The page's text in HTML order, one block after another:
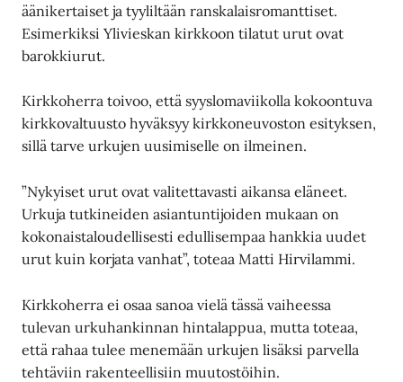
äänikertaiset ja tyyliltään ranskalaisromanttiset.
Esimerkiksi Ylivieskan kirkkoon tilatut urut ovat
barokkiurut.
Kirkkoherra toivoo, että syyslomaviikolla kokoontuva
kirkkovaltuusto hyväksyy kirkkoneuvoston esityksen,
sillä tarve urkujen uusimiselle on ilmeinen.
”Nykyiset urut ovat valitettavasti aikansa eläneet.
Urkuja tutkineiden asiantuntijoiden mukaan on
kokonaistaloudellisesti edullisempaa hankkia uudet
urut kuin korjata vanhat”, toteaa Matti Hirvilammi.
Kirkkoherra ei osaa sanoa vielä tässä vaiheessa
tulevan urkuhankinnan hintalappua, mutta toteaa,
että rahaa tulee menemään urkujen lisäksi parvella
tehtäviin rakenteellisiin muutostöihin.